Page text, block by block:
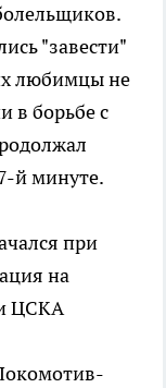
"завести"
любимцы не
в борьбе с
й минуте.
при
на
ЦСКА